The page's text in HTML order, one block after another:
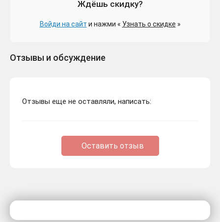
Ждёшь скидку?
Войди на сайт и нажми « Узнать о скидке »
Отзывы и обсуждение
Отзывы еще не оставляли, написать:
Оставить отзыв